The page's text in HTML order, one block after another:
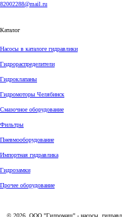
82002288@mail.ru
Каталог
Насосы в каталоге гидравлики
Гидрораспределители
Гидроклапаны
Гидромоторы Челябинск
Смазочное оборудование
Фильтры
Пневмооборудование
Импортная гидравлика
Гидрозамки
Прочее оборудование
© 2026, ООО "Гидромаш" - насосы,